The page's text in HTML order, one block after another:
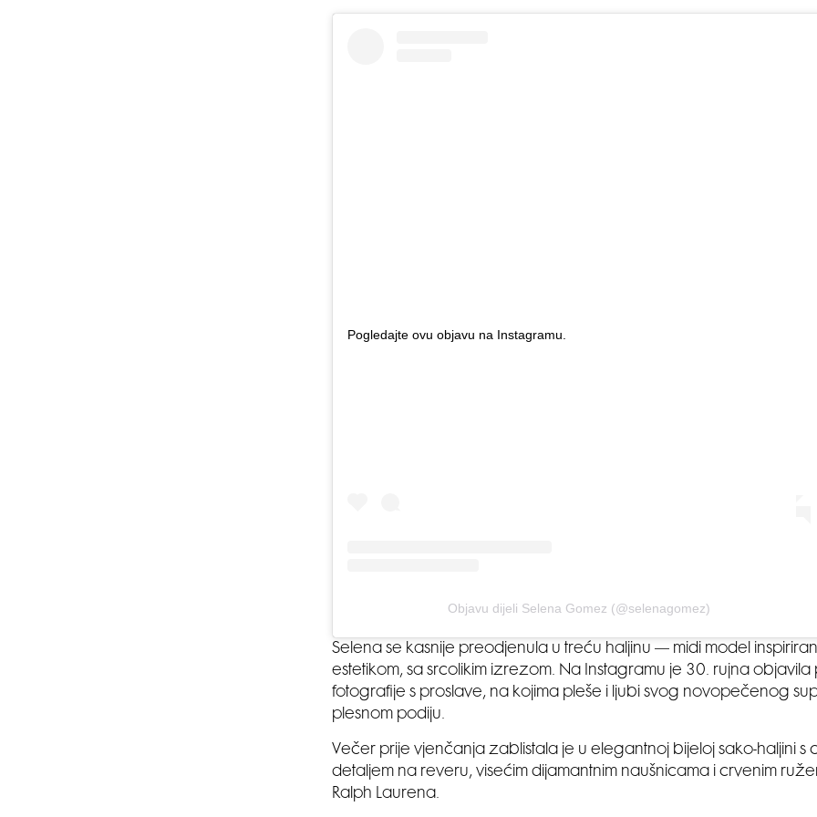
Pogledajte ovu objavu na Instagramu.
Objavu dijeli Selena Gomez (@selenagomez)
Selena se kasnije preodjenula u treću haljinu — midi model
estetikom, sa srcolikim izrezom. Na Instagramu je 30. rujna objavila
fotografije s proslave, na kojima pleše i ljubi svog novopečenog
plesnom podiju.
Večer prije vjenčanja zablistala je u elegantnoj bijeloj sako-haljini s
detaljem na reveru, visećim dijamantnim naušnicama i crvenim
Ralph Laurena.